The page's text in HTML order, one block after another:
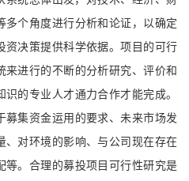
个角度进行分析和论证，以确定
资决策提供科学依据。项目的可行
进行的不断的分析研究、评价和
的专业人才通力合作才能完成。
募集资金运用的要求、未来市场发
、对环境的影响、与公司现在存在
等。合理的募投项目可行性研究是